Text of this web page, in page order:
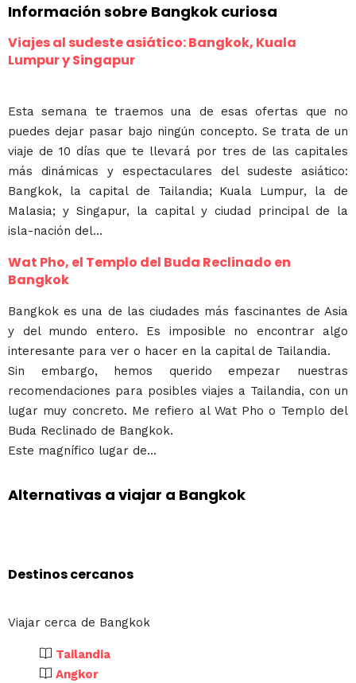
Información sobre Bangkok curiosa
Viajes al sudeste asiático: Bangkok, Kuala
Lumpur y Singapur
Esta semana te traemos una de esas ofertas que no
puedes dejar pasar bajo ningún concepto. Se trata de un
viaje de 10 días que te llevará por tres de las capitales
más dinámicas y espectaculares del sudeste asiático:
Bangkok, la capital de Tailandia; Kuala Lumpur, la de
Malasia; y Singapur, la capital y ciudad principal de la
isla-nación del...
Wat Pho, el Templo del Buda Reclinado en
Bangkok
Bangkok es una de las ciudades más fascinantes de Asia
y del mundo entero. Es imposible no encontrar algo
interesante para ver o hacer en la capital de Tailandia.
Sin embargo, hemos querido empezar nuestras
recomendaciones para posibles viajes a Tailandia, con un
lugar muy concreto. Me refiero al Wat Pho o Templo del
Buda Reclinado de Bangkok.
Este magnífico lugar de...
Alternativas a viajar a Bangkok
Destinos cercanos
Viajar cerca de Bangkok
Tailandia
Angkor